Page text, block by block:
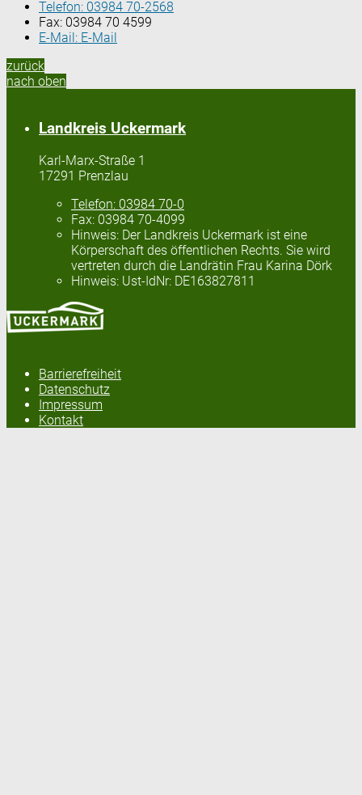
Telefon: 03984 70-2568
Fax: 03984 70 4599
E-Mail: E-Mail
zurück
nach oben
Landkreis Uckermark
Karl-Marx-Straße 1
17291 Prenzlau
Telefon: 03984 70-0
Fax: 03984 70-4099
Hinweis: Der Landkreis Uckermark ist eine
Körperschaft des öffentlichen Rechts. Sie wird
vertreten durch die Landrätin Frau Karina Dörk
Hinweis: Ust-IdNr: DE163827811
Barrierefreiheit
Datenschutz
Impressum
Kontakt